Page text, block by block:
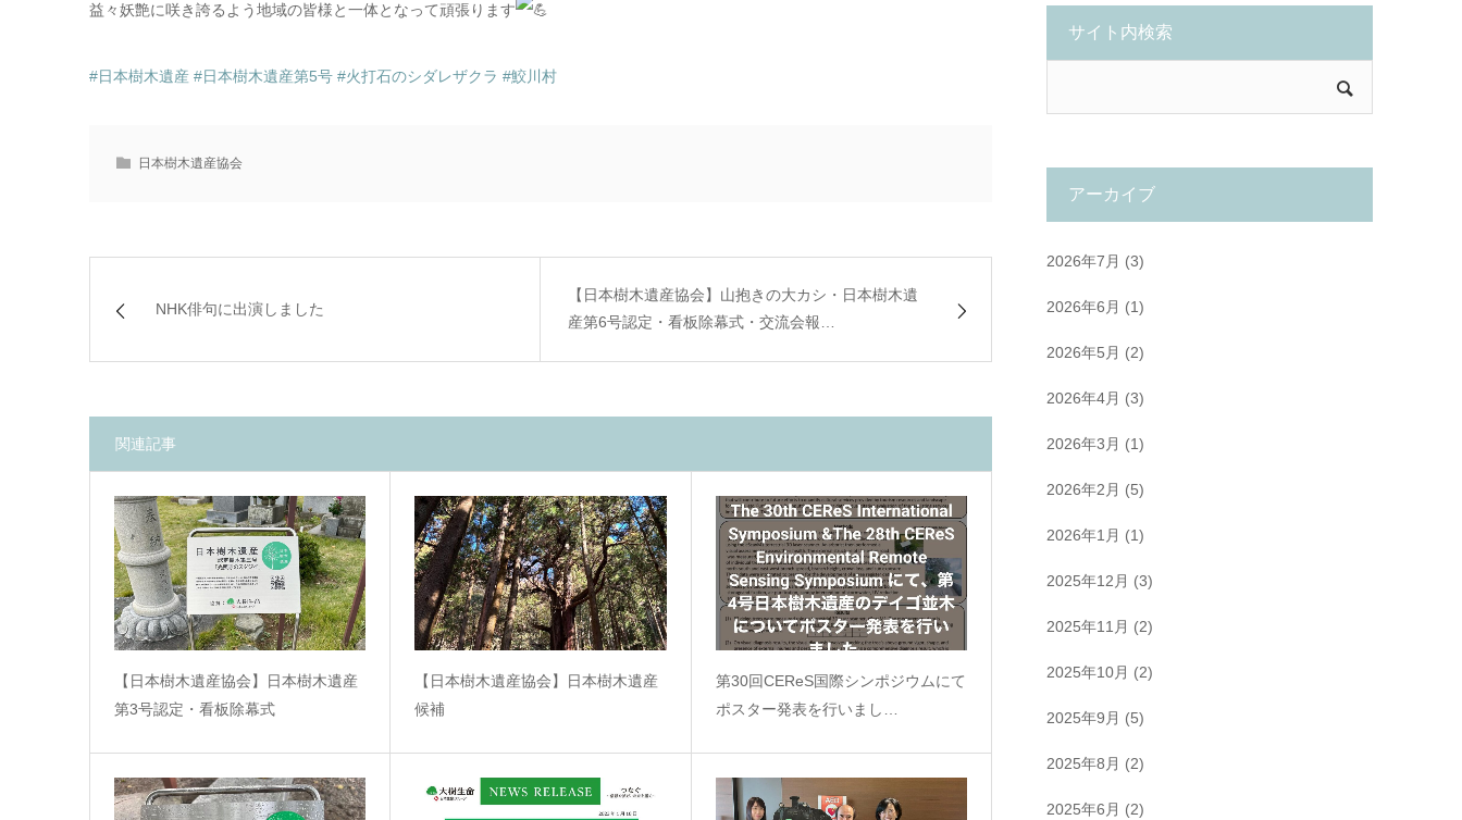
益々妖艶に咲き誇るよう地域の皆様と一体となって頑張ります
#日本樹木遺産 #日本樹木遺産第5号 #火打石のシダレザクラ #鮫川村
日本樹木遺産協会
NHK俳句に出演しました
【日本樹木遺産協会】山抱きの大カシ・日本樹木遺
産第6号認定・看板除幕式・交流会報…
関連記事
【日本樹木遺産協会】日本樹木遺産
第3号認定・看板除幕式
【日本樹木遺産協会】日本樹木遺産
候補
第30回CEReS国際シンポジウムにて
ポスター発表を行いまし…
サイト内検索
アーカイブ
2026年7月 (3)
2026年6月 (1)
2026年5月 (2)
2026年4月 (3)
2026年3月 (1)
2026年2月 (5)
2026年1月 (1)
2025年12月 (3)
2025年11月 (2)
2025年10月 (2)
2025年9月 (5)
2025年8月 (2)
2025年6月 (2)